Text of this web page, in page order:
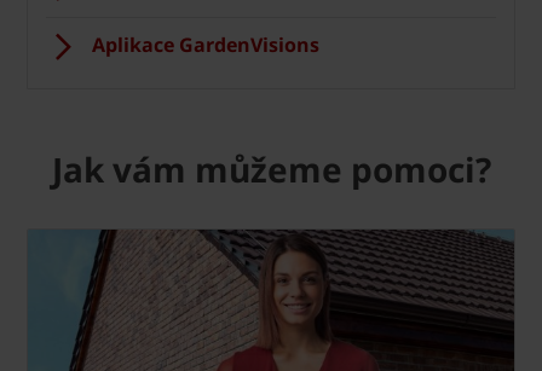
Aplikace GardenVisions
Jak vám můžeme pomoci?